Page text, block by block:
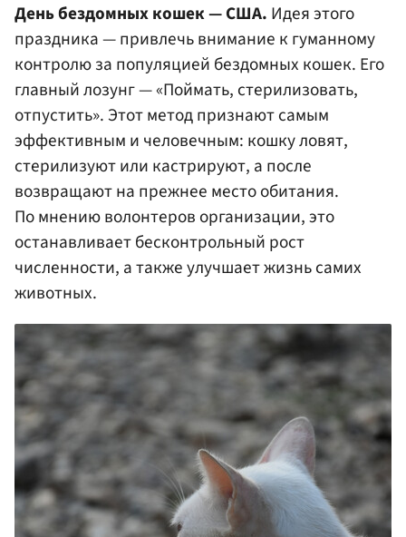
День бездомных кошек — США. Идея этого
праздника — привлечь внимание к гуманному
контролю за популяцией бездомных кошек. Его
главный лозунг — «Поймать, стерилизовать,
отпустить». Этот метод признают самым
эффективным и человечным: кошку ловят,
стерилизуют или кастрируют, а после
возвращают на прежнее место обитания.
По мнению волонтеров организации, это
останавливает бесконтрольный рост
численности, а также улучшает жизнь самих
животных.